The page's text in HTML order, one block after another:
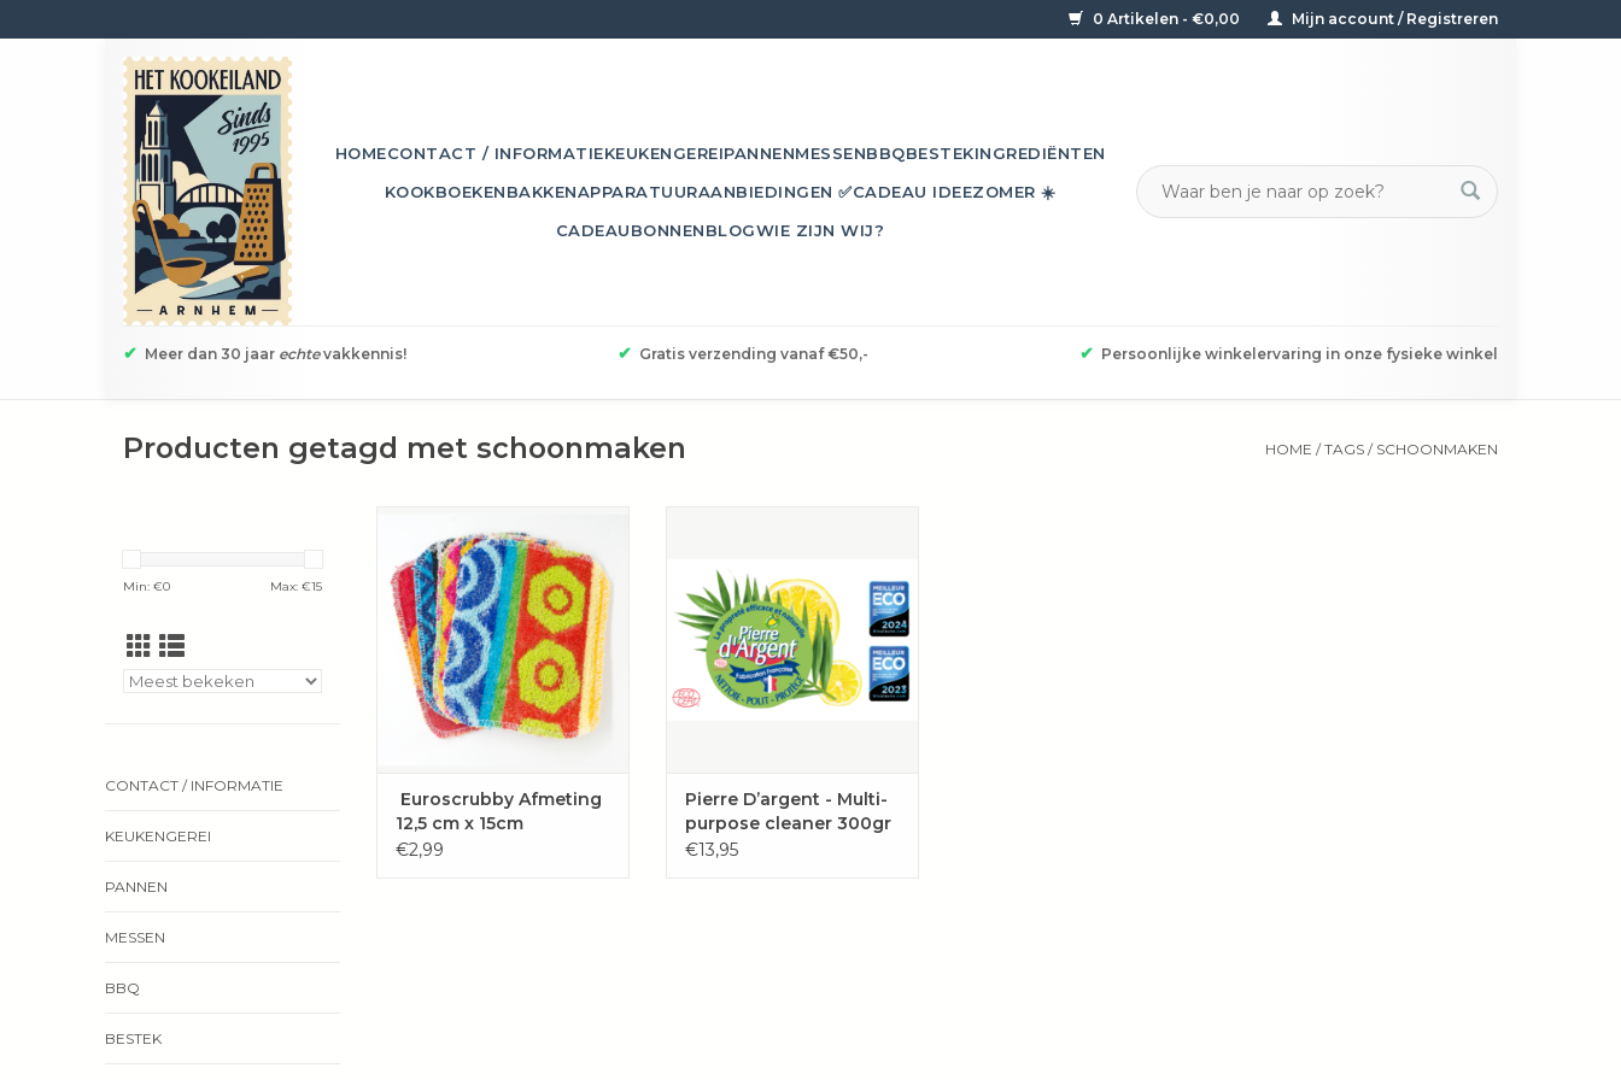
0 Artikelen - €0,00 Mijn account / Registreren
HOMECONTACT / INFORMATIEKEUKENGEREIPANNENMESSENBBQBESTEKINGREDIËNTEN
KOOKBOEKENBAKKENAPPARATUURAANBIEDINGEN ✅CADEAU IDEEZOMER ☀️
CADEAUBONNENBLOGWIE ZIJN WIJ?
✔ Meer dan 30 jaar echtevakkennis! ✔ Gratis verzending vanaf €50,- ✔ Persoonlijke winkelervaring in onze fysieke winkel
Producten getagd met schoonmaken HOME /TAGS / SCHOONMAKEN
Min: €0 Max: €15
CONTACT / INFORMATIE
KEUKENGEREI
PANNEN
MESSEN
BBQ
BESTEK
wereld!
TOEVOEGEN AAN
WINKELWAGEN
Euroscrubby Afmeting
12,5 cm x 15cm
€2,99
achter zonder de ondergrond dof
te maken.
Glazen kookplaat, RVS, zilver,
messing & koper, douche deuren,
tegels, BBQ grilplaat,
tuinmeubels, zwembad &
jacuzzi, magnetron en fornuis.
Pierre D’argent - Multi-
purpose cleaner 300gr
€13,95